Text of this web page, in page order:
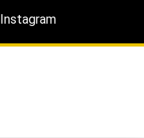
Instagram